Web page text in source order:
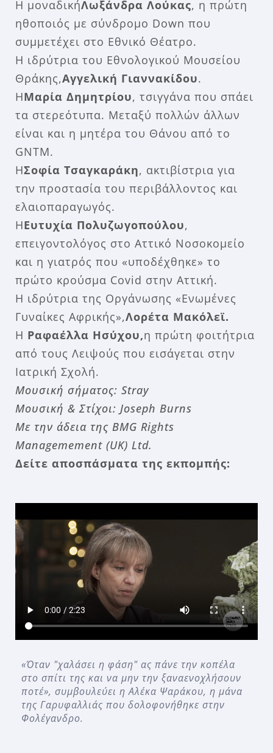
Η μοναδικήΛωξάνδρα Λούκας, η πρώτη
ηθοποιός με σύνδρομο Down που
συμμετέχει στο Εθνικό Θέατρο.
Η ιδρύτρια του Εθνολογικού Μουσείου
Θράκης,Αγγελική Γιαννακίδου.
ΗΜαρία Δημητρίου, τσιγγάνα που σπάει
τα στερεότυπα. Μεταξύ πολλών άλλων
είναι και η μητέρα του Θάνου από το
GNTM.
ΗΣοφία Τσαγκαράκη, ακτιβίστρια για
την προστασία του περιβάλλοντος και
ελαιοπαραγωγός.
ΗΕυτυχία Πολυζωγοπούλου,
επειγοντολόγος στο Αττικό Νοσοκομείο
και η γιατρός που «υποδέχθηκε» το
πρώτο κρούσμα Covid στην Αττική.
Η ιδρύτρια της Οργάνωσης «Ενωμένες
Γυναίκες Αφρικής»,Λορέτα Μακόλεϊ.
Η Ραφαέλλα Ησύχου,η πρώτη φοιτήτρια
από τους Λειψούς που εισάγεται στην
Ιατρική Σχολή.
Μουσική σήματος: Stray
Μουσική & Στίχοι: Joseph Burns
Με την άδεια της BMG Rights
Managemement (UK) Ltd.
Δείτε αποσπάσματα της εκπομπής:
«Όταν "χαλάσει η φάση" ας πάνε την κοπέλα
στο σπίτι της και να μην την ξαναενοχλήσουν
ποτέ», συμβουλεύει η Αλέκα Ψαράκου, η μάνα
της Γαρυφαλλιάς που δολοφονήθηκε στην
Φολέγανδρο.